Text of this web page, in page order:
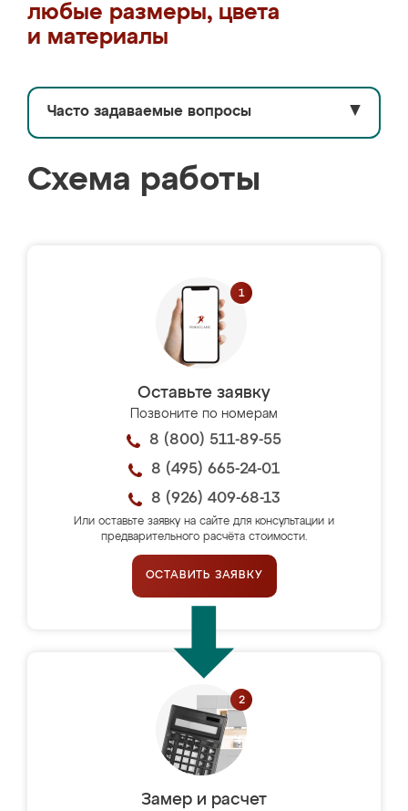
любые размеры, цвета
и материалы
Часто задаваемые вопросы ▼
Схема работы
Оставьте заявку
Позвоните по номерам
8 (800) 511-89-55
8 (495) 665-24-01
8 (926) 409-68-13
Или оставьте заявку на сайте для консультации и
предварительного расчёта стоимости.
ОСТАВИТЬ ЗАЯВКУ
Замер и расчет